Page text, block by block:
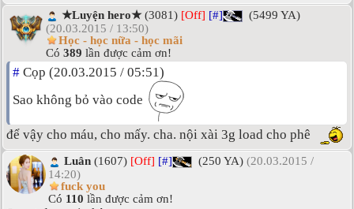
★Luyện hero★(3081) [Off] [#]
(5499 YA)
(20.03.2015 / 13:50)
Học - học nữa - học mãi
Có 389 lần được cảm ơn!
# Cọp (20.03.2015 / 05:51)
Sao không bỏ vào code
để vậy cho máu, cho mấy. cha. nội xài 3g load cho phê
Luân (1607) [Off] [#] (250 YA) (20.03.2015 /
14:20)
fuck you
Có 110 lần được cảm ơn!